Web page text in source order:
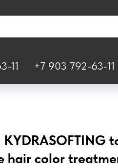
11 +7 903 792-63-11
KYDRASOFTING
hair color